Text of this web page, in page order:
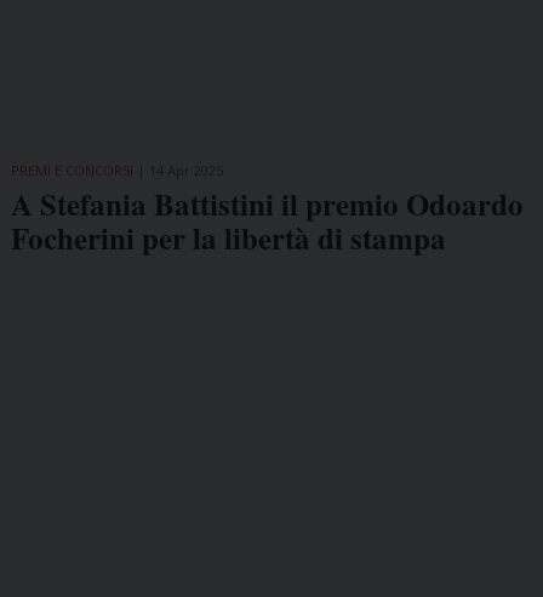
PREMI E CONCORSI
A Stefania Battistini il premio Odoardo
Focherini per la libertà di stampa